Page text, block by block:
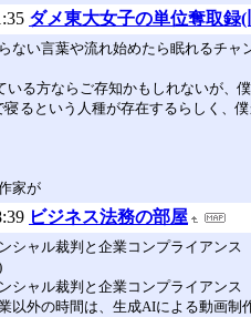
ダメ東大女子の単位奪取録
ない言葉や流れ始めたら眠れるチャ
いる方ならご存知かもしれないが、
寝るという人種が存在するらしく、
家が
ビジネス法務の部屋
シャル裁判と企業コンプライアンス
シャル裁判と企業コンプライアンス
以外の時間は、生成AIによる動画